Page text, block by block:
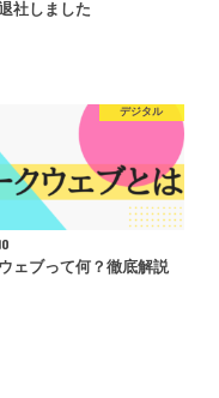
社しました
デジタル
ェブって何？徹底解説